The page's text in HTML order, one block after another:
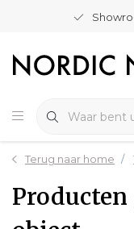
Terug naar home